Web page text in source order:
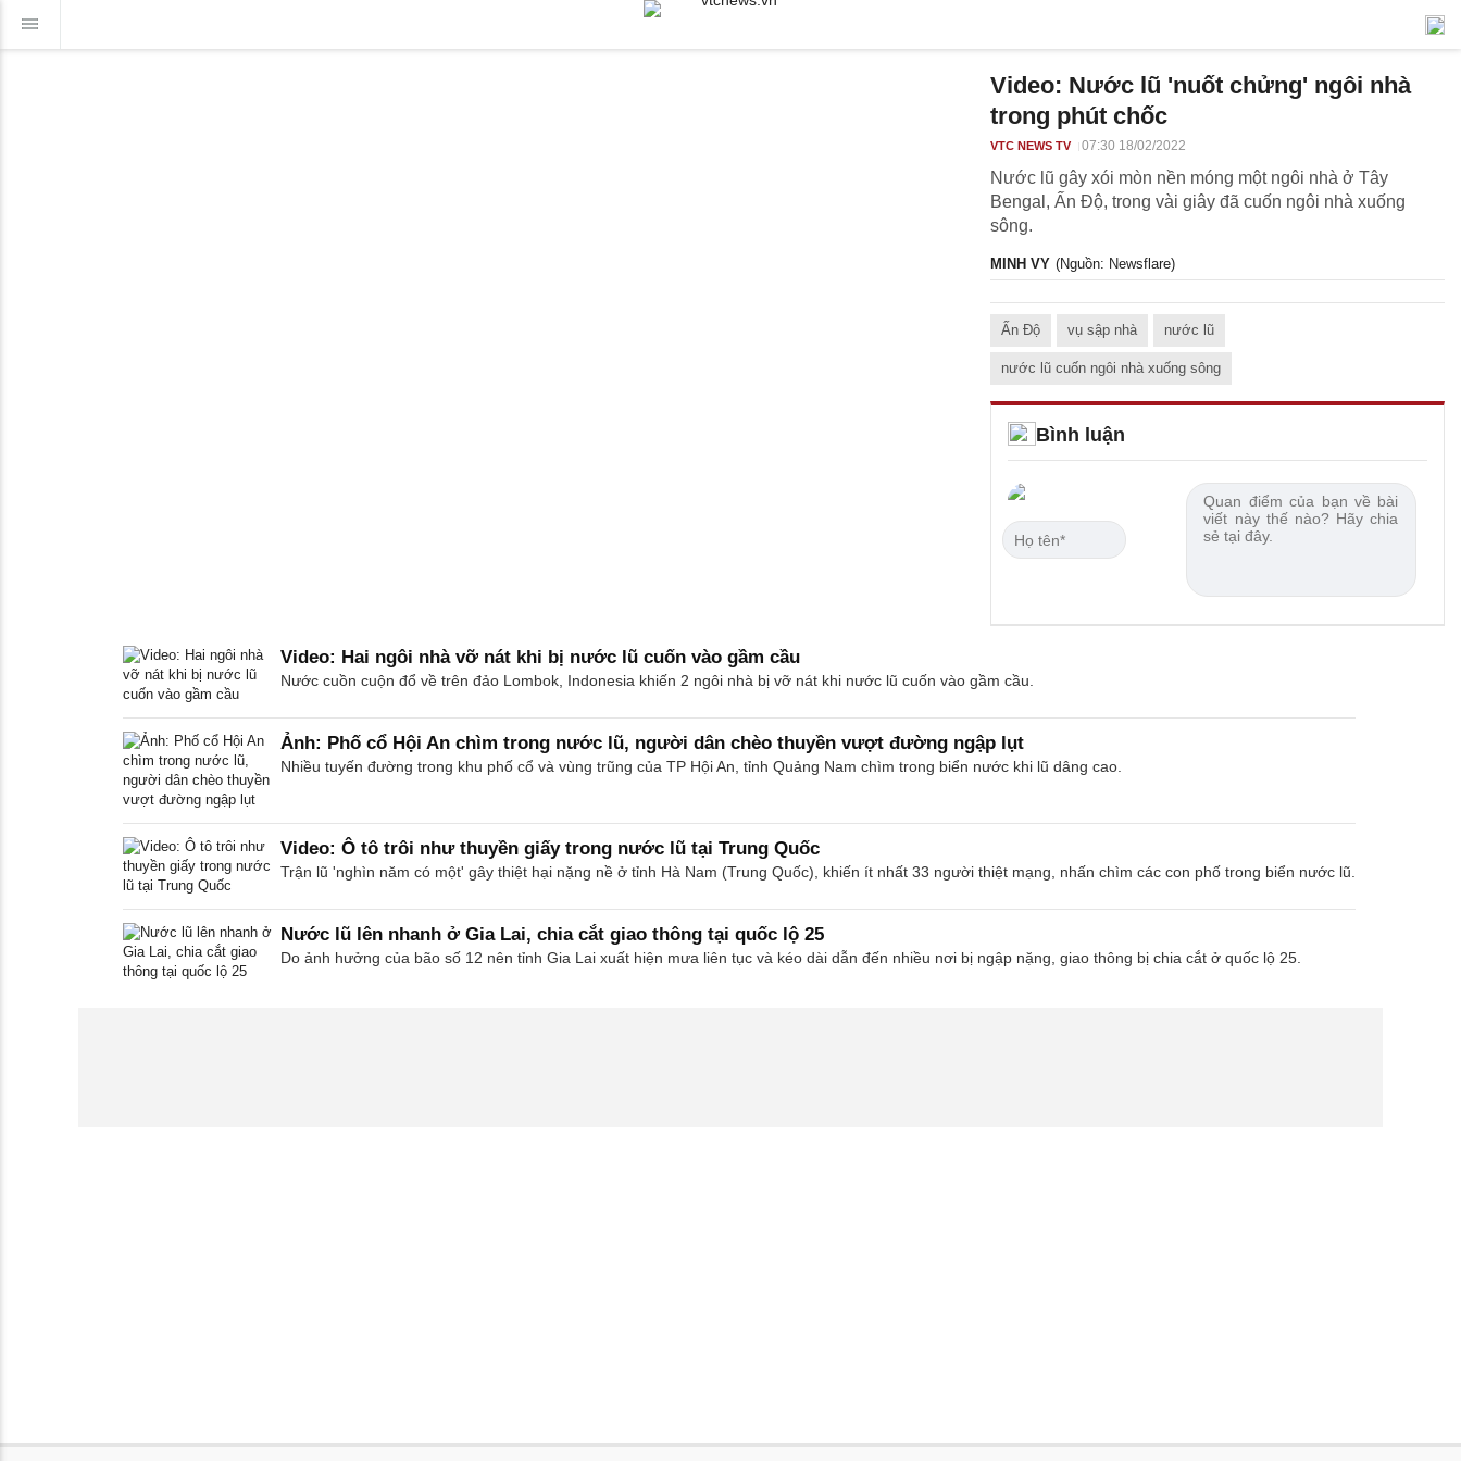
Video: Nước lũ 'nuốt chửng' ngôi nhà
trong phút chốc
VTC NEWS TV 07:30 18/02/2022
Nước lũ gây xói mòn nền móng một ngôi nhà ở Tây
Bengal, Ấn Độ, trong vài giây đã cuốn ngôi nhà xuống
sông.
MINH VY (Nguồn: Newsflare)
Ấn Độ vụ sập nhà nước lũ
nước lũ cuốn ngôi nhà xuống sông
Bình luận
Video: Hai ngôi nhà vỡ nát khi bị nước lũ cuốn vào gầm cầu
Nước cuồn cuộn đổ về trên đảo Lombok, Indonesia khiến 2 ngôi nhà bị vỡ nát khi nước lũ cuốn vào gầm cầu.
Ảnh: Phố cổ Hội An chìm trong nước lũ, người dân chèo thuyền vượt đường ngập lụt
Nhiều tuyến đường trong khu phố cổ và vùng trũng của TP Hội An, tỉnh Quảng Nam chìm trong biển nước khi lũ dâng cao.
Video: Ô tô trôi như thuyền giấy trong nước lũ tại Trung Quốc
Trận lũ 'nghìn năm có một' gây thiệt hại nặng nề ở tỉnh Hà Nam (Trung Quốc), khiến ít nhất 33 người thiệt mạng, nhấn chìm các con phố trong biển nước lũ.
Nước lũ lên nhanh ở Gia Lai, chia cắt giao thông tại quốc lộ 25
Do ảnh hưởng của bão số 12 nên tỉnh Gia Lai xuất hiện mưa liên tục và kéo dài dẫn đến nhiều nơi bị ngập nặng, giao thông bị chia cắt ở quốc lộ 25.